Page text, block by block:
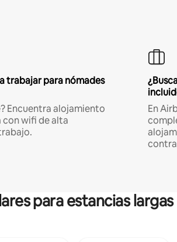
trabajar para nómades
Encuentra alojamiento
con wifi de alta
En
para estancias largas